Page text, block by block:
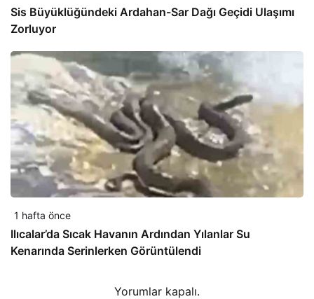
Sis Büyüklüğündeki Ardahan-Sar Dağı Geçidi Ulaşımı
Zorluyor
1 hafta önce
Ilıcalar’da Sıcak Havanın Ardından Yılanlar Su
Kenarında Serinlerken Görüntülendi
Yorumlar kapalı.